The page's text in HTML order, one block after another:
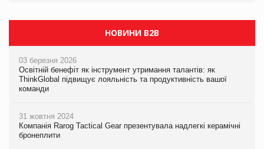
НОВИНИ B2B
03 березня 2026
Освітній бенефіт як інструмент утримання талантів: як
ThinkGlobal підвищує лояльність та продуктивність вашої
команди
31 жовтня 2024
Компанія Rarog Tactical Gear презентувала надлегкі керамічні
бронеплити